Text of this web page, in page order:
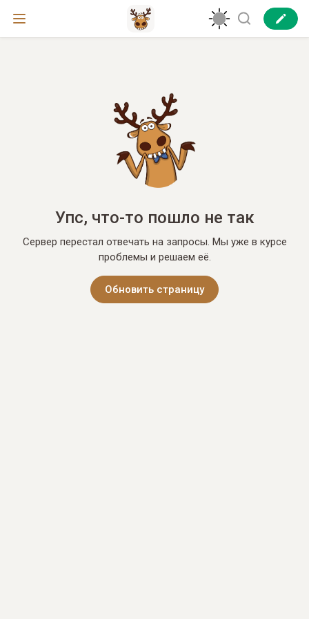
Упс, что-то пошло не так
Сервер перестал отвечать на запросы. Мы уже в курсе
проблемы и решаем её.
Обновить страницу